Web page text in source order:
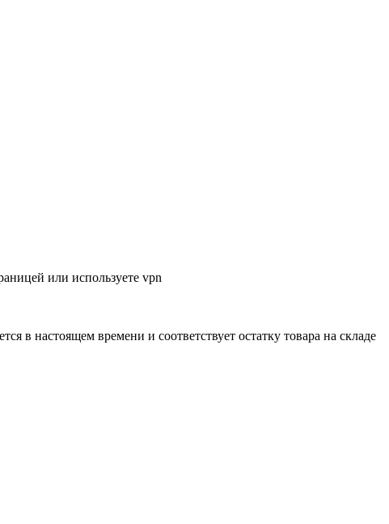
или используете vpn
в настоящем времени и соответствует остатку товара на складе